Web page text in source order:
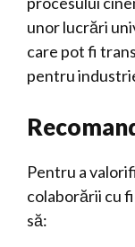
unor lucrări
care pot fi
pentru
Pentru a
colaborării cu
să: